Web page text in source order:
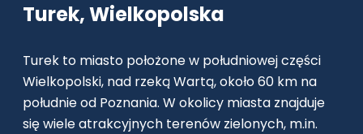
Turek, Wielkopolska
Turek to miasto położone w południowej części
Wielkopolski, nad rzeką Wartą, około 60 km na
południe od Poznania. W okolicy miasta znajduje
się wiele atrakcyjnych terenów zielonych, m.in.